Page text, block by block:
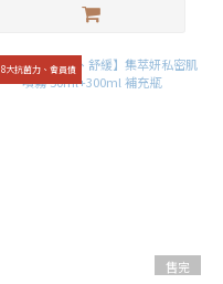
8大抗菌力、會員價
售完